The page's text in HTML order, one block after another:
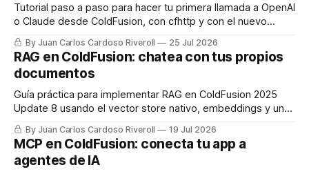
Tutorial paso a paso para hacer tu primera llamada a OpenAI
o Claude desde ColdFusion, con cfhttp y con el nuevo
framework de IA nativo de CF2025 Update 8.
By Juan Carlos Cardoso Riveroll 25 Jul 2026
RAG en ColdFusion: chatea con tus propios
documentos
Guía práctica para implementar RAG en ColdFusion 2025
Update 8 usando el vector store nativo, embeddings y un
LLM, con código real listo para usar.
By Juan Carlos Cardoso Riveroll 19 Jul 2026
MCP en ColdFusion: conecta tu app a
agentes de IA